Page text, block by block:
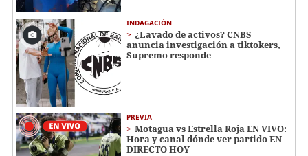
INDAGACIÓN
¿Lavado de activos? CNBS
anuncia investigación a tiktokers,
Supremo responde
PREVIA
Motagua vs Estrella Roja EN VIVO:
Hora y canal dónde ver partido EN
DIRECTO HOY